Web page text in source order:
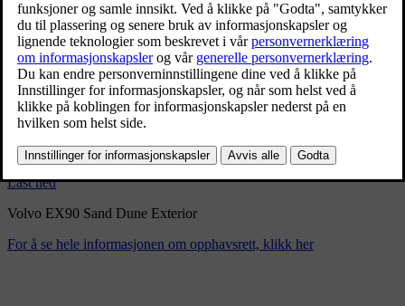
Volvo EX90 Sand Dune
Exterior
9/3/2024
Bokmerke
Del
Last ned
Volvo EX90 Sand Dune Exterior
For å se hele informasjonen om opphavsrett, klikk her